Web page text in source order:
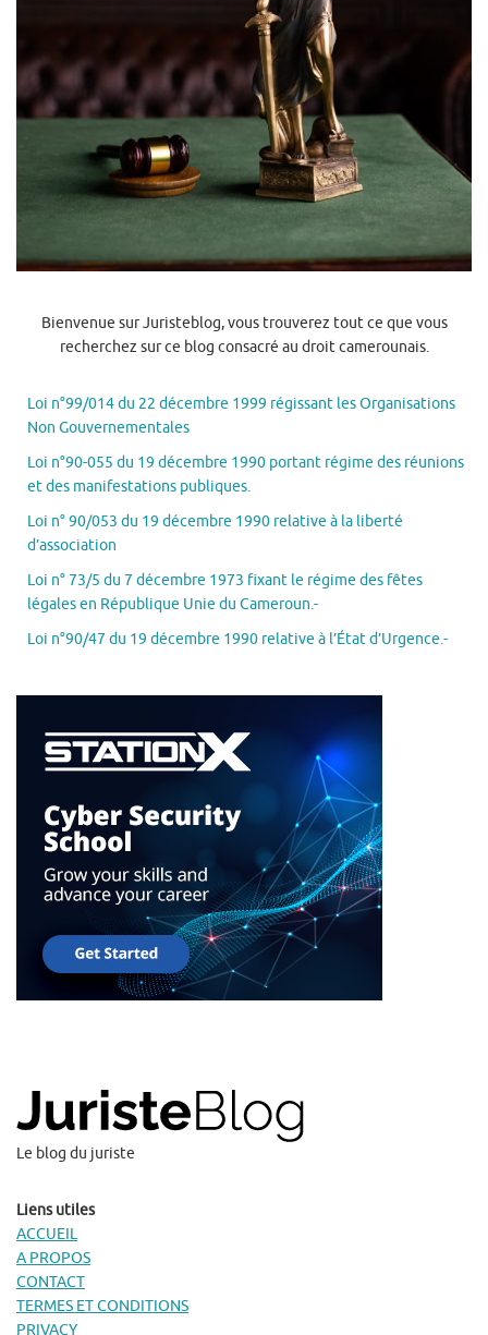
Bienvenue sur Juristeblog, vous trouverez tout ce que vous
recherchez sur ce blog consacré au droit camerounais.
Loi n°99/014 du 22 décembre 1999 régissant les Organisations
Non Gouvernementales
Loi n°90-055 du 19 décembre 1990 portant régime des réunions
et des manifestations publiques.
Loi n° 90/053 du 19 décembre 1990 relative à la liberté
d’association
Loi n° 73/5 du 7 décembre 1973 fixant le régime des fêtes
légales en République Unie du Cameroun.-
Loi n°90/47 du 19 décembre 1990 relative à l’État d’Urgence.-
Le blog du juriste
Liens utiles
ACCUEIL
A PROPOS
CONTACT
TERMES ET CONDITIONS
PRIVACY